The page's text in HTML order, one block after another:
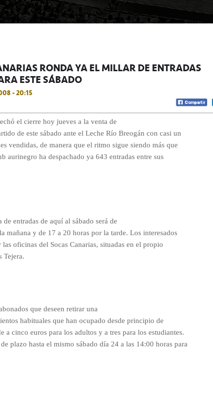
RONDA YA EL MILLAR DE ENTRADAS
ESTE SÁBADO
- 20:15
el cierre hoy jueves a la venta de
de este sábado ante el Leche Río Breogán con casi un
vendidas, de manera que el ritmo sigue siendo más que
aurinegro ha despachado ya 643 entradas entre sus
entradas de aquí al sábado será de
mañana y de 17 a 20 horas por la tarde. Los interesados
las oficinas del Socas Canarias, situadas en el propio
Tejera.
que deseen retirar una
habituales que han ocupado desde principio de
a cinco euros para los adultos y a tres para los estudiantes.
plazo hasta el mismo sábado día 24 a las 14:00 horas para